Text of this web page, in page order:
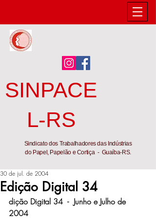
SINPACE
L-RS
Sindicato dos Trabalhadores das Indústrias
do Papel, Papelão e Cortiça - Guaíba-RS.
Edição Digital 34
30 de jul. de 2004
dição Digital 34  -  Junho e Julho de
2004